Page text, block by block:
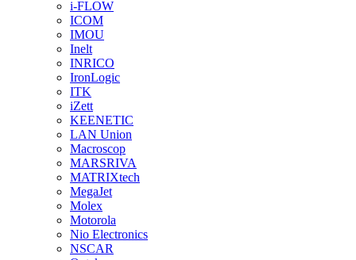
i-FLOW
ICOM
IMOU
Inelt
INRICO
IronLogic
ITK
iZett
KEENETIC
LAN Union
Macroscop
MARSRIVA
MATRIXtech
MegaJet
Molex
Motorola
Nio Electronics
NSCAR